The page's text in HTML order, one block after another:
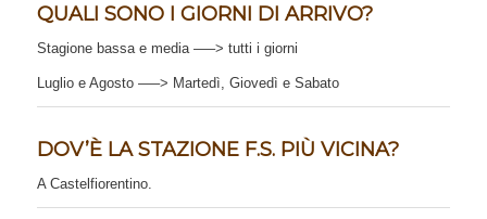
QUALI SONO I GIORNI DI ARRIVO?
Stagione bassa e media —–> tutti i giorni
Luglio e Agosto —–> Martedì, Giovedì e Sabato
DOV’È LA STAZIONE F.S. PIÙ VICINA?
A Castelfiorentino.